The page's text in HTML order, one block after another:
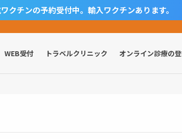
クチンの予約受付中。輸入ワクチンあります。
WEB受付 トラベルクリニック オンライン診療の